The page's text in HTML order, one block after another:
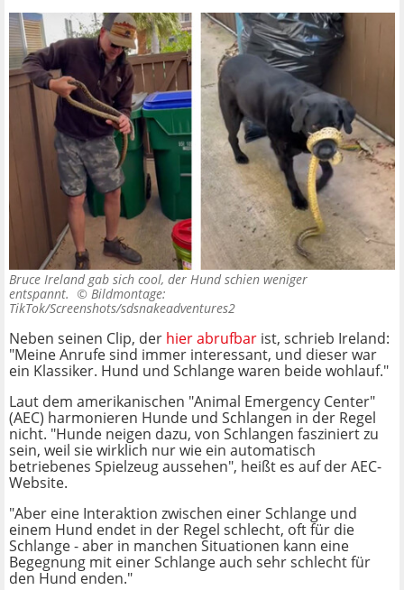
Bruce Ireland gab sich cool, der Hund schien weniger
entspannt. © Bildmontage:
TikTok/Screenshots/sdsnakeadventures2
Neben seinen Clip, der hier abrufbar ist, schrieb Ireland:
"Meine Anrufe sind immer interessant, und dieser war
ein Klassiker. Hund und Schlange waren beide wohlauf."
Laut dem amerikanischen "Animal Emergency Center"
(AEC) harmonieren Hunde und Schlangen in der Regel
nicht. "Hunde neigen dazu, von Schlangen fasziniert zu
sein, weil sie wirklich nur wie ein automatisch
betriebenes Spielzeug aussehen", heißt es auf der AEC-
Website.
"Aber eine Interaktion zwischen einer Schlange und
einem Hund endet in der Regel schlecht, oft für die
Schlange - aber in manchen Situationen kann eine
Begegnung mit einer Schlange auch sehr schlecht für
den Hund enden."